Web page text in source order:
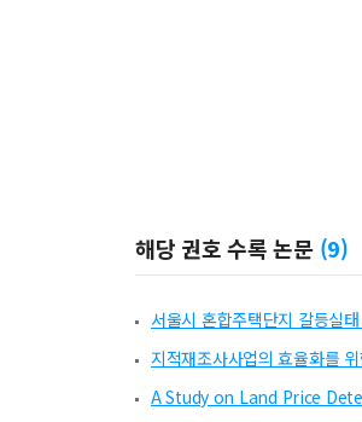
해당 권호 수록 논문 (9)
서울시 혼합주택단지 갈등실
지적재조사사업의 효율화를
A Study on Land Price